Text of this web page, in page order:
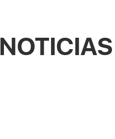
NOTICIAS